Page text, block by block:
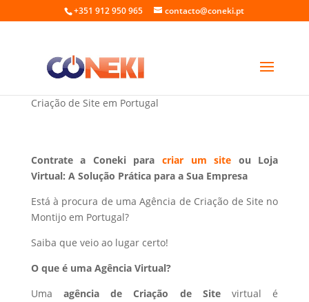
+351 912 950 965 contacto@coneki.pt
Criação de Site no Montijo Portugal
Criação de Site em Portugal
Contrate a Coneki para criar um site ou Loja
Virtual: A Solução Prática para a Sua Empresa
Está à procura de uma Agência de Criação de Site no
Montijo em Portugal?
Saiba que veio ao lugar certo!
O que é uma Agência Virtual?
Uma agência de Criação de Site virtual é